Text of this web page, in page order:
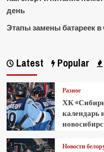
день
Этапы замены батареек в
Latest Popular
Разное
ХК
календарь
Новости